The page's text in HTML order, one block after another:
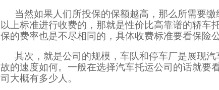
当然如果人们所投保的保额越高，那么所需要
以上标准进行收费的，那就是性价比高靠谱的轿车
保的费率也是不尽相同的，具体收费标准要看保险
其次，就是公司的规模，车队和停车厂是展现
故的速度如何。一般在选择汽车托运公司的话就要
司大概有多少人。